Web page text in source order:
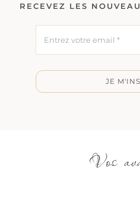
RECEVEZ LES
JE
Vos